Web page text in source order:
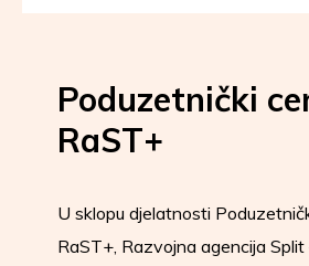
Poduzetnički
RaST+
U sklopu djelatnosti
RaST+, Razvojna agencija Split